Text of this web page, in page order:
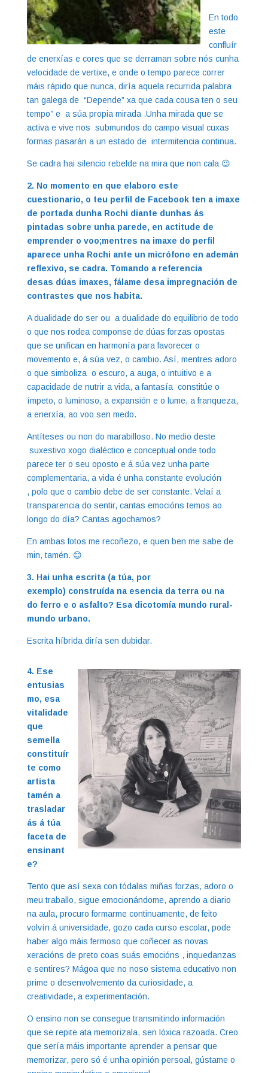
En todo
este
confluír
de enerxías e cores que se derraman sobre nós cunha
velocidade de vertixe, e onde o tempo parece correr
máis rápido que nunca, diría aquela recurrida palabra
tan galega de “Depende” xa que cada cousa ten o seu
tempo” e a súa propia mirada .Unha mirada que se
activa e vive nos submundos do campo visual cuxas
formas pasarán a un estado de intermitencia continua.
Se cadra hai silencio rebelde na mira que non cala 😉
2. No momento en que elaboro este
cuestionario, o teu perfil de Facebook ten a imaxe
de portada dunha Rochi diante dunhas ás
pintadas sobre unha parede, en actitude de
emprender o voo;mentres na imaxe do perfil
aparece unha Rochi ante un micrófono en ademán
reflexivo, se cadra. Tomando a referencia
desas dúas imaxes, fálame desa impregnación de
contrastes que nos habita.
A dualidade do ser ou a dualidade do equilibrio de todo
o que nos rodea componse de dúas forzas opostas
que se unifican en harmonía para favorecer o
movemento e, á súa vez, o cambio. Así, mentres adoro
o que simboliza o escuro, a auga, o intuitivo e a
capacidade de nutrir a vida, a fantasía constitúe o
ímpeto, o luminoso, a expansión e o lume, a franqueza,
a enerxía, ao voo sen medo.
Antíteses ou non do marabilloso. No medio deste
suxestivo xogo dialéctico e conceptual onde todo
parece ter o seu oposto e á súa vez unha parte
complementaria, a vida é unha constante evolución
, polo que o cambio debe de ser constante. Velaí a
transparencia do sentir, cantas emocións temos ao
longo do día? Cantas agochamos?
En ambas fotos me recoñezo, e quen ben me sabe de
min, tamén. 😊
3. Hai unha escrita (a túa, por
exemplo) construída na esencia da terra ou na
do ferro e o asfalto? Esa dicotomía mundo rural-
mundo urbano.
Escrita híbrida diría sen dubidar.
4. Ese
entusias
mo, esa
vitalidade
que
semella
constituír
te como
artista
tamén a
trasladar
ás á túa
faceta de
ensinant
e?
Tento que así sexa con tódalas miñas forzas, adoro o
meu traballo, sigue emocionándome, aprendo a diario
na aula, procuro formarme continuamente, de feito
volvín á universidade, gozo cada curso escolar, pode
haber algo máis fermoso que coñecer as novas
xeracións de preto coas suás emocións , inquedanzas
e sentires? Mágoa que no noso sistema educativo non
prime o desenvolvemento da curiosidade, a
creatividade, a experimentación.
O ensino non se consegue transmitindo información
que se repite ata memorizala, sen lóxica razoada. Creo
que sería máis importante aprender a pensar que
memorizar, pero só é unha opinión persoal, gústame o